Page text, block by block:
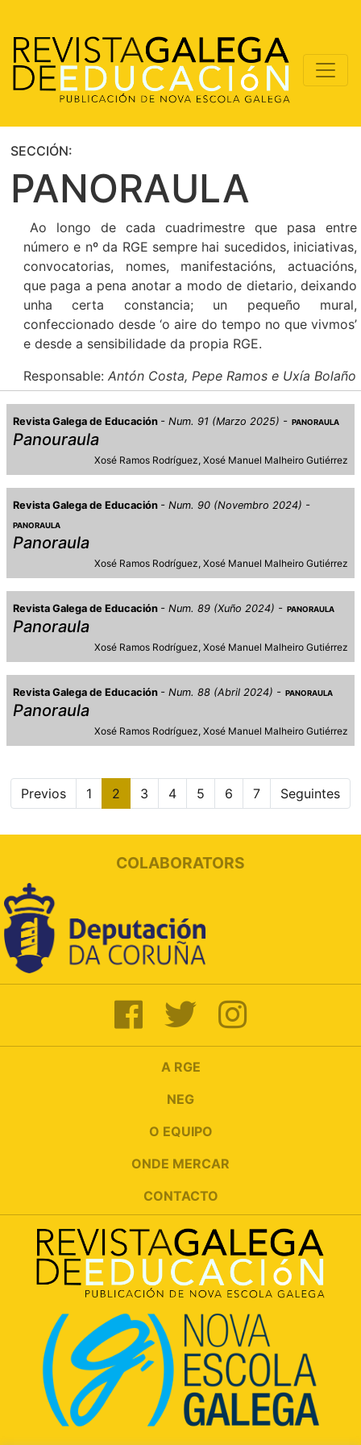
SECCIÓN:
PANORAULA
Ao longo de cada cuadrimestre que pasa entre
número e nº da RGE sempre hai sucedidos, iniciativas,
convocatorias, nomes, manifestacións, actuacións,
que paga a pena anotar a modo de dietario, deixando
unha certa constancia; un pequeño mural,
confeccionado desde ‘o aire do tempo no que vivmos’
e desde a sensibilidade da propia RGE.
Responsable: Antón Costa, Pepe Ramos e Uxía Bolaño
Revista Galega de Educación Num. 91 (Marzo 2025) PANORAULA
Panouraula
Xosé Ramos Rodríguez Xosé Manuel Malheiro Gutiérrez
Revista Galega de Educación Num. 90 (Novembro 2024)
PANORAULA
Panoraula
Xosé Ramos Rodríguez Xosé Manuel Malheiro Gutiérrez
Revista Galega de Educación Num. 89 (Xuño 2024) PANORAULA
Panoraula
Xosé Ramos Rodríguez Xosé Manuel Malheiro Gutiérrez
Revista Galega de Educación Num. 88 (Abril 2024) PANORAULA
Panoraula
Xosé Ramos Rodríguez Xosé Manuel Malheiro Gutiérrez
Previos 1 2 3 4 5 6 7 Seguintes
COLABORATORS
A RGE
NEG
O EQUIPO
ONDE MERCAR
CONTACTO